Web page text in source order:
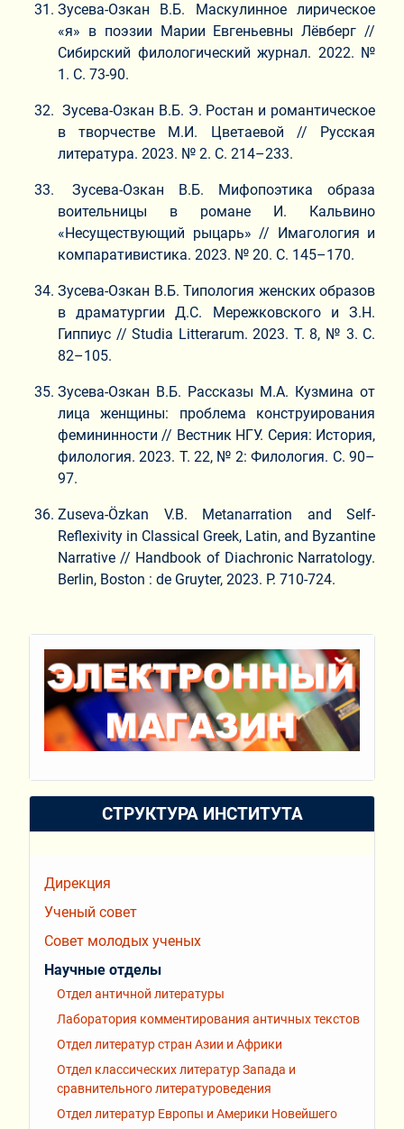
Зусева-Озкан В.Б. Маскулинное лирическое
«я» в поэзии Марии Евгеньевны Лёвберг //
Сибирский филологический журнал. 2022. №
1. С. 73-90.
Зусева-Озкан В.Б. Э. Ростан и романтическое
в творчестве М.И. Цветаевой // Русская
литература. 2023. № 2. С. 214–233.
Зусева-Озкан В.Б. Мифопоэтика образа
воительницы в романе И. Кальвино
«Несуществующий рыцарь» // Имагология и
компаративистика. 2023. № 20. C. 145–170.
Зусева-Озкан В.Б. Типология женских образов
в драматургии Д.С. Мережковского и З.Н.
Гиппиус // Studia Litterarum. 2023. Т. 8, № 3. С.
82–105.
Зусева-Озкан В.Б. Рассказы М.А. Кузмина от
лица женщины: проблема конструирования
фемининности // Вестник НГУ. Серия: История,
филология. 2023. Т. 22, № 2: Филология. С. 90–
97.
Zuseva-Özkan V.B. Metanarration and Self-
Reflexivity in Classical Greek, Latin, and Byzantine
Narrative // Handbook of Diachronic Narratology.
Berlin, Boston : de Gruyter, 2023. P. 710-724.
СТРУКТУРА ИНСТИТУТА
Дирекция
Ученый совет
Совет молодых ученых
Научные отделы
Отдел античной литературы
Лаборатория комментирования античных текстов
Отдел литератур стран Азии и Африки
Отдел классических литератур Запада и
сравнительного литературоведения
Отдел литератур Европы и Америки Новейшего